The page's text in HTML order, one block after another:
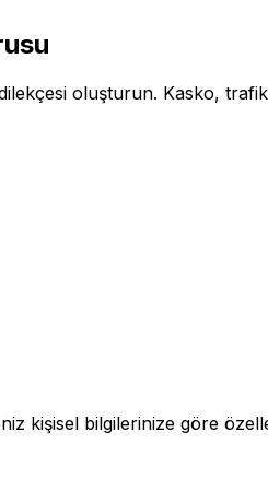
oluşturun. Kasko,
kişisel bilgilerinize göre